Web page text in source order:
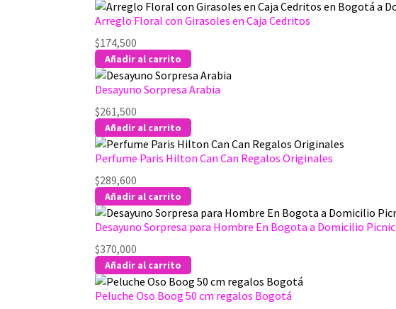
Arreglo Floral con Girasoles en Caja Cedritos
$174,500
Añadir al carrito
Desayuno Sorpresa Arabia
$261,500
Añadir al carrito
Perfume Paris Hilton Can Can Regalos Originales
$289,600
Añadir al carrito
Desayuno Sorpresa para Hombre En Bogota a Domicilio Picnic
$370,000
Añadir al carrito
Peluche Oso Boog 50 cm regalos Bogotá